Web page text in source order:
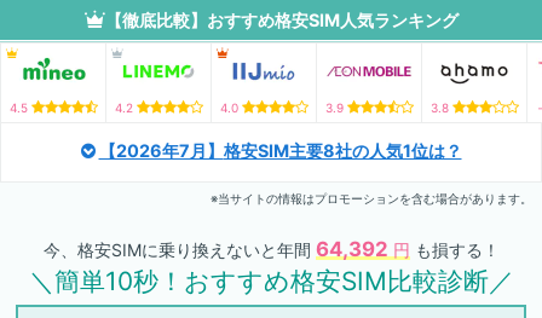
【徹底比較】おすすめ格安SIM人気ランキング
4.5 4.2 4.0 3.9 3.8
【2026年7月】 格安SIM主要8社の人気1位は？
※当サイトの情報はプロモーションを含む場合があります。
今、格安SIMに乗り換えないと年間 64,392 円 も損する！
＼簡単10秒！おすすめ格安SIM比較診断／